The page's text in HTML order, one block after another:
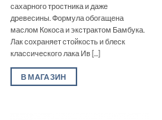
сахарного тростника и даже
древесины. Формула обогащена
маслом Кокоса и экстрактом Бамбука.
Лак сохраняет стойкость и блеск
классического лака Ив [...]
В МАГАЗИН